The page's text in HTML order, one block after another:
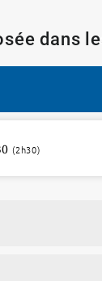
dans
(2h30)